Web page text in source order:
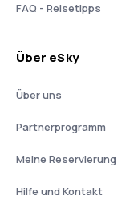
FAQ - Reisetipps
Über eSky
Über uns
Partnerprogramm
Meine Reservierung
Hilfe und Kontakt